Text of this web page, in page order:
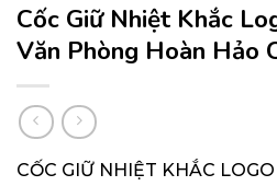
Cốc Giữ Nhiệt Khắc
Văn Phòng Hoàn Hảo
CỐC GIỮ NHIỆT KHẮC